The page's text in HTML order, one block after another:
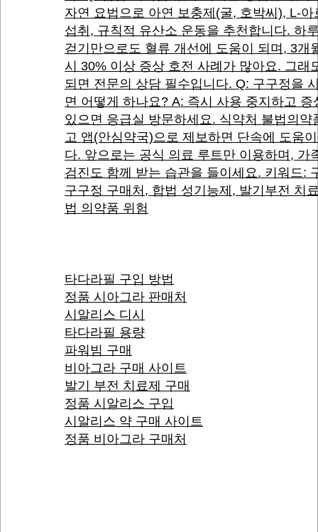
자연 요법으로 아연 보충제(굴, 호박씨), L-아
섭취, 규칙적 유산소 운동을 추천합니다. 하
걷기만으로도 혈류 개선에 도움이 되며, 3개
시 30% 이상 증상 호전 사례가 많아요. 그래
되면 전문의 상담 필수입니다. Q: 구구정을
면 어떻게 하나요? A: 즉시 사용 중지하고 증
있으면 응급실 방문하세요. 식약처 불법의약
고 앱(안심약국)으로 제보하면 단속에 도움
다. 앞으로는 공식 의료 루트만 이용하며, 가
검진도 함께 받는 습관을 들이세요. 키워드:
구구정 구매처, 합법 성기능제, 발기부전 치
법 의약품 위험
타다라필 구입 방법
정품 시아그라 판매처
시알리스 디시
타다라필 용량
파워빔 구매
비아그라 구매 사이트
발기 부전 치료제 구매
정품 시알리스 구입
시알리스 약 구매 사이트
정품 비아그라 구매처